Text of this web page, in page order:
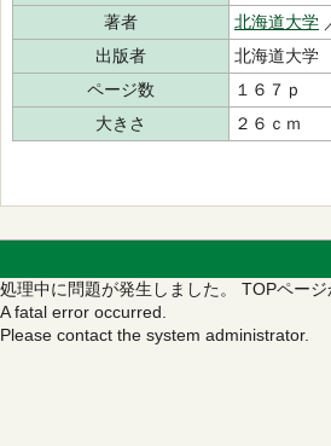
著者
北海道大学
出版者
北海道大学
ページ数
１６７ｐ
大きさ
２６ｃｍ
処理中に問題が発生しました。 TOPペー
A fatal error occurred.
Please contact the system administrator.